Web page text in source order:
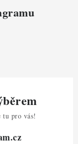
tu pro vás!